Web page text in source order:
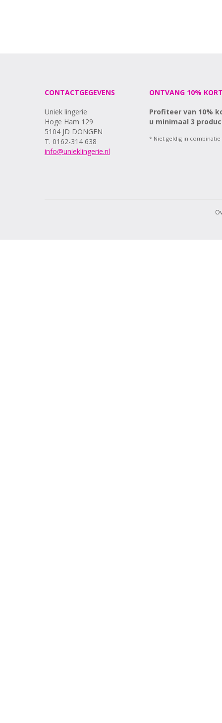
CONTACTGEGEVENS
Uniek lingerie
Hoge Ham 129
5104 JD DONGEN
T. 0162-314 638
info@unieklingerie.nl
ONTVANG 10%
Profiteer van 10%
u minimaal 3
* Niet geldig in